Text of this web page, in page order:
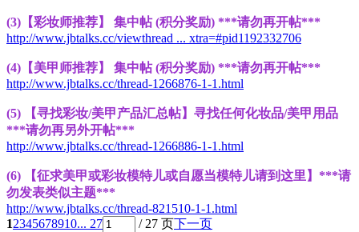
(3)【彩妆师推荐】 集中帖 (积分奖励) ***请勿再开帖***
http://www.jbtalks.cc/viewthread ... xtra=#pid1192332706
(4)【美甲师推荐】 集中帖 (积分奖励) ***请勿再开帖***
http://www.jbtalks.cc/thread-1266876-1-1.html
(5) 【寻找彩妆/美甲产品汇总帖】寻找任何化妆品/美甲用品
***请勿再另外开帖***
http://www.jbtalks.cc/thread-1266886-1-1.html
(6) 【征求美甲或彩妆模特儿或自愿当模特儿请到这里】***请
勿发表类似主题***
http://www.jbtalks.cc/thread-821510-1-1.html
12345678910... 27 / 27 页下一页